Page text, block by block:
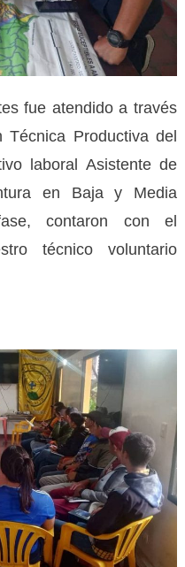
fue atendido a través
Productiva del
laboral Asistente de
en Baja y Media
contaron con el
técnico voluntario